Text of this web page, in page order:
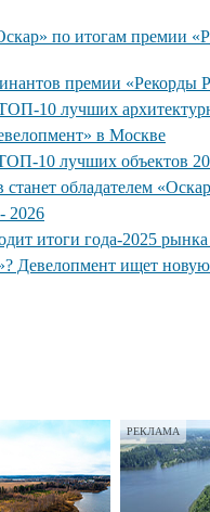
по итогам премии
премии
10 лучших
в Москве
10 лучших объектов
станет обладателем
итоги года-2025
Девелопмент ищет
РЕКЛАМА